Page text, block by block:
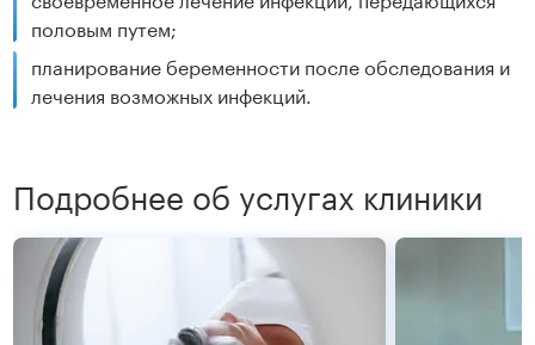
половым путем;
планирование беременности после обследования и
лечения возможных инфекций.
Подробнее об услугах клиники